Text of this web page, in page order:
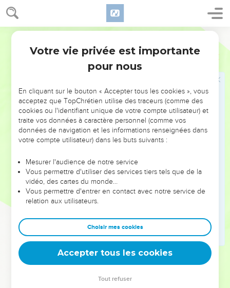
Jean 4
pendant la fête. En effet, eux aussi étaient allés à la fête.
46 Jésus retourna donc à Cana en Galilée, où il avait changé
fils était malade.
Quand il apprit que Jésus était venu de Judée en Galilée,
était sur le point de mourir.
Jésus lui dit : « Si vous ne voyez pas des signes et des
prodiges, vous ne croirez donc pas ? »
L'officier du roi lui dit : « Seigneur, descends avant que
« Vas-y, lui dit Jésus, ton fils vit. » Cet homme crut à la
parole que Jésus lui avait dite et s'en alla.
Il était déjà en train de redescendre lorsque ses serviteurs
vinrent à sa rencontre et lui dirent : « Ton enfant vit. »
Il leur demanda à quelle heure il était allé mieux et ils lui
dirent : « C’est hier, à une heure de l'après-midi, que la fièvre
l'a quitté. »
Le père reconnut que c'était à cette heure-là que Jésus lui
Votre vie privée est importante
pour nous
En cliquant sur le bouton « Accepter tous les cookies », vous
acceptez que TopChrétien utilise des traceurs (comme des
cookies ou l'identifiant unique de votre compte utilisateur) et
traite vos données à caractère personnel (comme vos
données de navigation et les informations renseignées dans
votre compte utilisateur) dans les buts suivants :
Mesurer l'audience de notre service
Vous permettre d'utiliser des services tiers tels que de la
vidéo, des cartes du monde…
Vous permettre d'entrer en contact avec notre service de
relation aux utilisateurs.
Choisir mes cookies
Accepter tous les cookies
Tout refuser